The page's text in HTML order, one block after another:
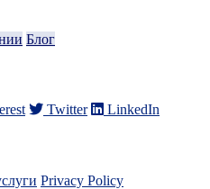
Блог
Twitter LinkedIn
Privacy Policy